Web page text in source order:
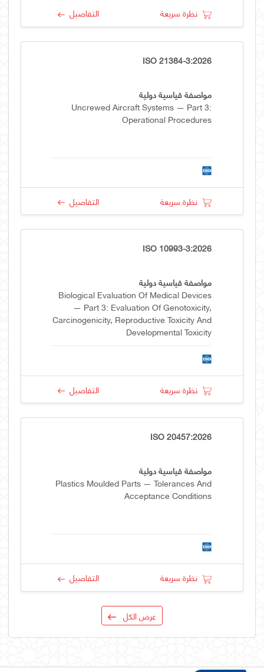
نظرة سريعة التفاصيل
ISO 21384-3:2026
مواصفة قياسية دولية
Uncrewed Aircraft Systems — Part 3:
Operational Procedures
نظرة سريعة التفاصيل
ISO 10993-3:2026
مواصفة قياسية دولية
Biological Evaluation Of Medical Devices
— Part 3: Evaluation Of Genotoxicity,
Carcinogenicity, Reproductive Toxicity And
Developmental Toxicity
نظرة سريعة التفاصيل
ISO 20457:2026
مواصفة قياسية دولية
Plastics Moulded Parts — Tolerances And
Acceptance Conditions
نظرة سريعة التفاصيل
عرض الكل